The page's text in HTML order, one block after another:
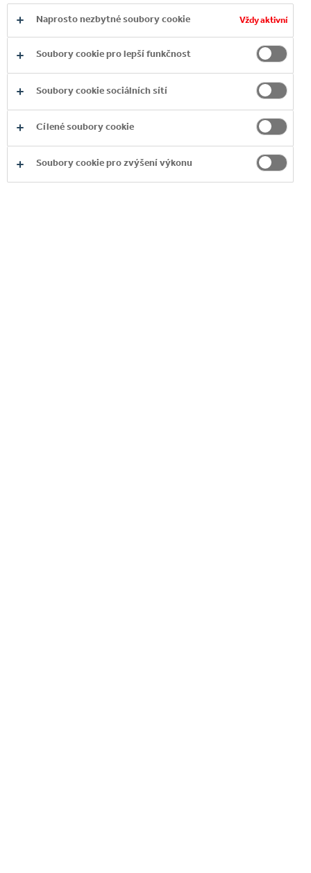
MÍSTNÍ PŮSOBENÍ
Naši provozní činnost řídíme a uskutečňujeme
dodavatelů a zaměstnanců a snažíme se
dosahovat vynikajících provozních výsledků v
celém našem hodnotovém řetězci.
Naprosto nezbytné soubory cookie Vždy aktivní
Soubory cookie pro lepší funkčnost
Soubory cookie sociálních sítí
Cílené soubory cookie
Soubory cookie pro zvýšení výkonu